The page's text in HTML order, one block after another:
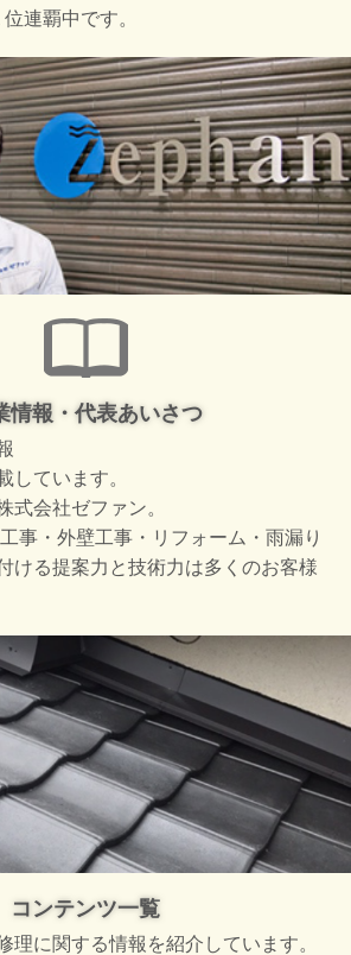
連覇中です。
情報・代表あいさつ
しています。
式会社ゼファン。
事・外壁工事・リフォーム・雨漏り
ける提案力と技術力は多くのお客様
コンテンツ一覧
理に関する情報を紹介しています。